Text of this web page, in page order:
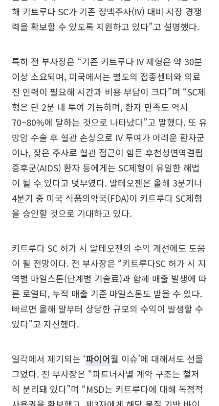
해 키트루다 SC가 기존 정맥주사(IV) 대비 시장 경쟁
력을 확보할 수 있도록 지원하고 있다”고 설명했다.
특히 전 부사장은 “기존 키트루다 IV 제형은 약 30분
이상 소요되며, 미국에서는 별도의 접종센터와 의료
진 인력이 필요해 시간과 비용 부담이 크다”며 “SC제
형은 단 2분 내 투여 가능하며, 환자 만족도 역시
70~80%에 달하는 것으로 나타났다”고 말했다. 또 유
방암 수술 후 혈관 손상으로 IV 투여가 어려운 환자군
이나, 잦은 주사로 혈관 접근이 힘든 후천성면역결핍
증후군(AIDS) 환자 등에게는 SC제형이 유일한 해법
이 될 수 있다고 덧부였다. 알테오젠은 올해 3분기나
4분기 중 미국 식품의약국(FDA)이 키트루다 SC제형
을 승인할 것으로 기대하고 있다.
키트루다 SC 허가 시 알테오젠의 수익 개선에도 도움
이 될 전망이다. 전 부사장은 “키트루다SC 허가 시 지
역별 마일스톤(단계별 기술료)과 함께 매출 발생에 따
른 로열티, 누적 매출 기준 마일스톤도 받을 수 있다.
빠르면 올해 말부터 상당한 규모의 수익이 발생할 수
있다”고 자신했다.
일각에서 제기되는 ‘파이어월 이슈’에 대해서도 선을
그었다. 전 부사장은 “파트너사별 계약 구조는 철저
히 분리돼 있다”며 “MSD는 키트루다에 대해 독점적